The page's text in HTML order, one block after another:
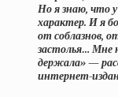
Но я знаю, что у
характер. И я
от соблазнов,
застолья… Мне
держала» —
интернет-